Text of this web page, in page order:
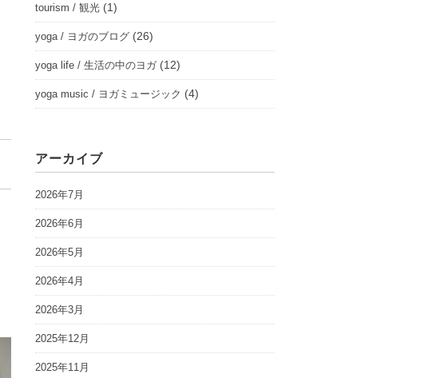
tourism / 観光 (1)
yoga / ヨガのブログ (26)
yoga life / 生活の中のヨガ(12)
yoga music / ヨガミュージック (4)
アーカイブ
2026年7月
2026年6月
2026年5月
2026年4月
2026年3月
2025年12月
2025年11月